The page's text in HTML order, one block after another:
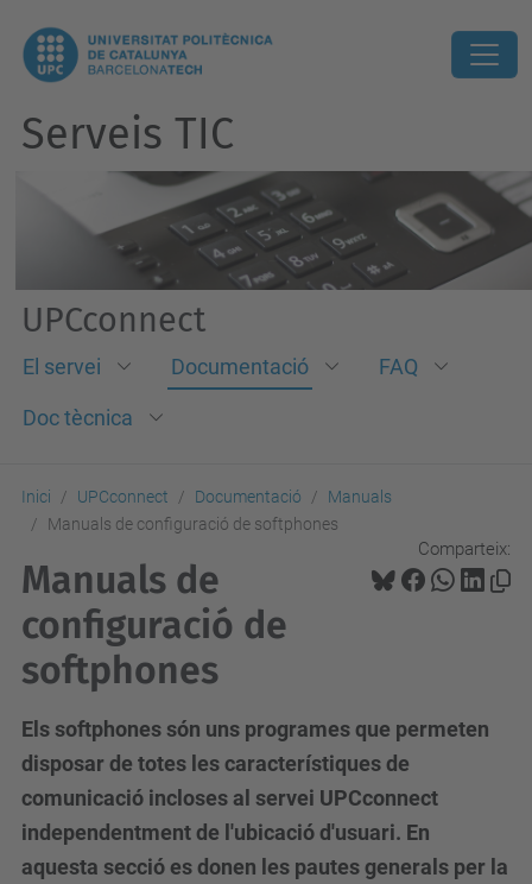
Serveis TIC
UPCconnect
El servei Documentació FAQ
Doc tècnica
Inici UPCconnect Documentació
Manuals
Manuals de configuració de softphones
Comparteix:
Manuals de
configuració de
softphones
Els softphones són uns programes que permeten
disposar de totes les característiques de
comunicació incloses al servei UPCconnect
independentment de l'ubicació d'usuari. En
aquesta secció es donen les pautes generals per la